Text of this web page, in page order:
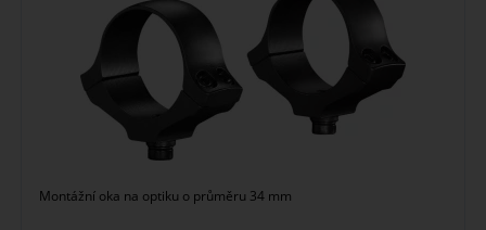
Montážní oka na optiku o průměru 34 mm